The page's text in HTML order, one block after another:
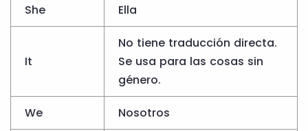
She Ella
It
No tiene traducción directa.
Se usa para las cosas sin
género.
We Nosotros